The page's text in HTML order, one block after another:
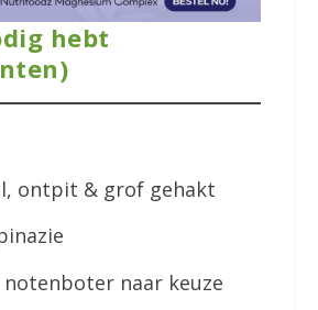
hebt
ontpit & grof gehakt
notenboter naar keuze